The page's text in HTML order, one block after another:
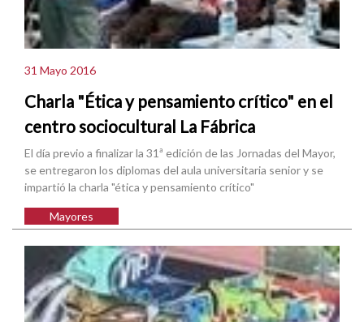
31 Mayo 2016
Charla "Ética y pensamiento crítico" en el
centro sociocultural La Fábrica
El día previo a finalizar la 31ª edición de las Jornadas del Mayor,
se entregaron los diplomas del aula universitaria senior y se
impartió la charla "ética y pensamiento crítico"
Mayores